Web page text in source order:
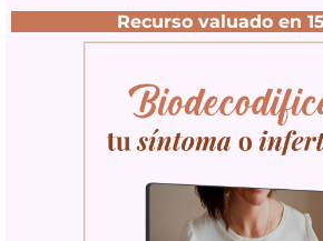
Recurso valuado en